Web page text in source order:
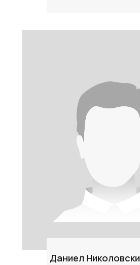
Даниел Николовски